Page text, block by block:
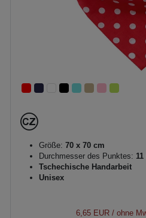
Größe: 70 x 70 cm
Durchmesser des Punktes:
Tschechische Handarbeit
Unisex
6,65 EUR / ohne